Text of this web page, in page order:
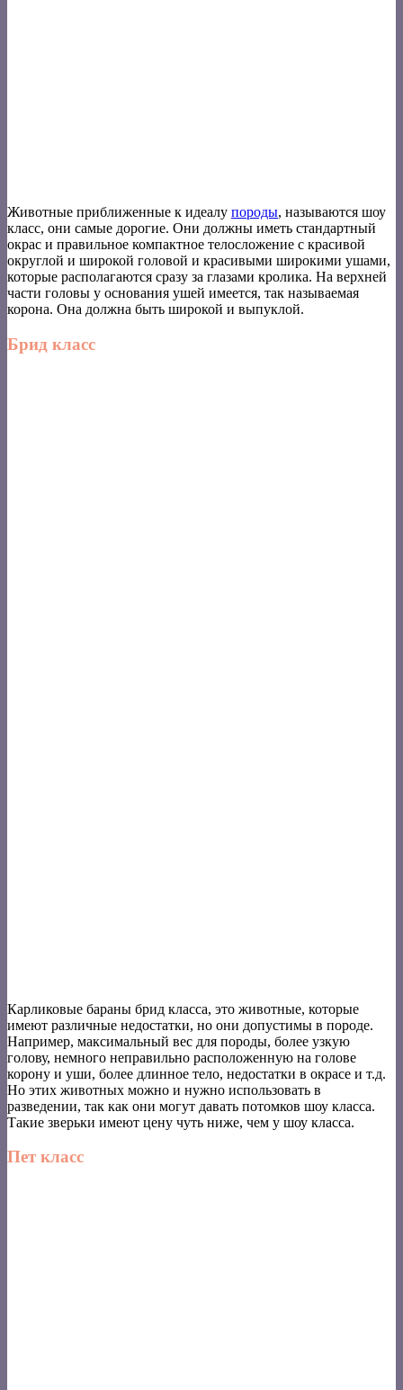
Животные приближенные к идеалу породы, называются шоу
класс, они самые дорогие. Они должны иметь стандартный
окрас и правильное компактное телосложение с красивой
округлой и широкой головой и красивыми широкими ушами,
которые располагаются сразу за глазами кролика. На верхней
части головы у основания ушей имеется, так называемая
корона. Она должна быть широкой и выпуклой.
Брид класс
Карликовые бараны брид класса, это животные, которые
имеют различные недостатки, но они допустимы в породе.
Например, максимальный вес для породы, более узкую
голову, немного неправильно расположенную на голове
корону и уши, более длинное тело, недостатки в окрасе и т.д.
Но этих животных можно и нужно использовать в
разведении, так как они могут давать потомков шоу класса.
Такие зверьки имеют цену чуть ниже, чем у шоу класса.
Пет класс